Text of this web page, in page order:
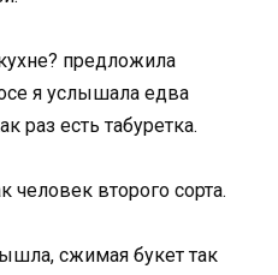
предложила
я услышала едва
раз есть табуретка.
человек второго сорта.
сжимая букет так